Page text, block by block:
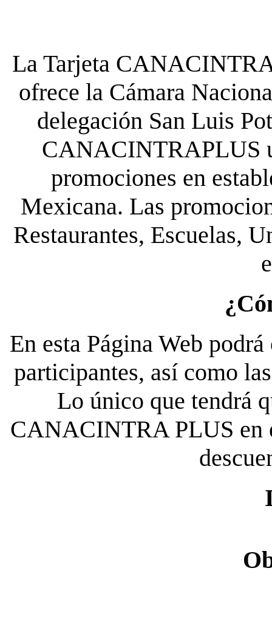
La Tarjeta
ofrece la Cámara
delegación San Luis
CANACINTRAPLUS
promociones en
Mexicana. Las
Restaurantes, Escuelas,
En esta Página Web
participantes, así como
Lo único que tendrá
CANACINTRA PLUS en